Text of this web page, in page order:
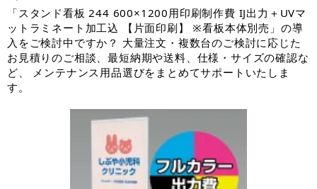
「スタンド看板 244 600×1200用印刷制作費 IJ出力＋UVマ
ットラミネート加工込 【片面印刷】 ※看板本体別売」の導
入をご検討中ですか？ 大量注文・複数台のご検討に応じた
お見積りのご相談、最短納期や送料、仕様・サイズの確認な
ど、 メンテナンス用品選びをまとめてサポートいたしま
す。